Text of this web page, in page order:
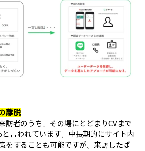
離脱
訪者のうち、その場にとどまりCVまで
言われています。中長期的にサイト内
をすることも可能ですが、来訪したば